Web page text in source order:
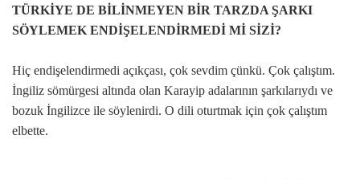
TÜRKİYE DE BİLİNMEYEN BİR TARZDA ŞARKI
SÖYLEMEK ENDİŞELENDİRMEDİ Mİ SİZİ?
Hiç endişelendirmedi açıkçası, çok sevdim çünkü. Çok çalıştım.
İngiliz sömürgesi altında olan Karayip adalarının şarkılarıydı ve
bozuk İngilizce ile söylenirdi. O dili oturtmak için çok çalıştım
elbette.